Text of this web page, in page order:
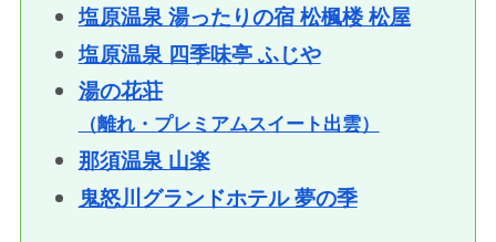
塩原温泉 湯ったりの宿 松楓楼 松屋
塩原温泉 四季味亭 ふじや
湯の花荘
（離れ・プレミアムスイート出雲）
那須温泉 山楽
鬼怒川グランドホテル 夢の季